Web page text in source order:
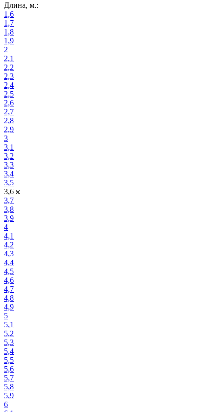
Длина, м.:
1,6
1,7
1,8
1,9
2
2,1
2,2
2,3
2,4
2,5
2,6
2,7
2,8
2,9
3
3,1
3,2
3,3
3,4
3,5
3,6
3,7
3,8
3,9
4
4,1
4,2
4,3
4,4
4,5
4,6
4,7
4,8
4,9
5
5,1
5,2
5,3
5,4
5,5
5,6
5,7
5,8
5,9
6